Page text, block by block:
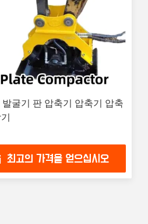
굴기 판 압축기 압축기 압축
최고의 가격을 얻으십시오